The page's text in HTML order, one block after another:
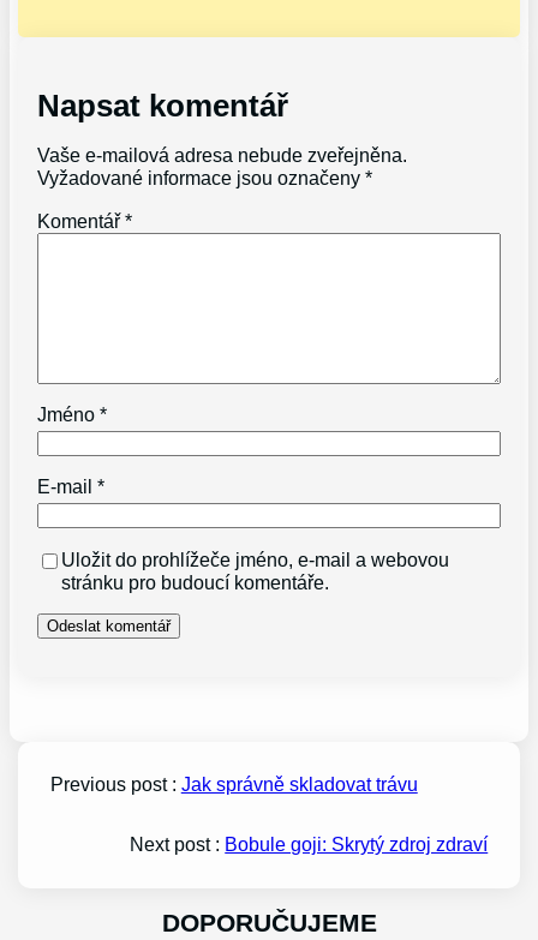
Napsat komentář
Vaše e-mailová adresa nebude zveřejněna.
Vyžadované informace jsou označeny*
Komentář*
Jméno*
E-mail*
Uložit do prohlížeče jméno, e-mail a webovou
stránku pro budoucí komentáře.
Previous post : Jak správně skladovat trávu
Next post : Bobule goji: Skrytý zdroj zdraví
DOPORUČUJEME